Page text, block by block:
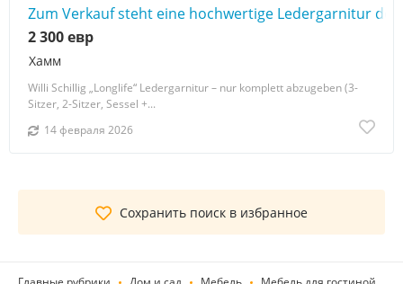
Zum Verkauf steht eine hochwertige Ledergarnitur der
Хамм
2 300 евр
Willi Schillig „Longlife“ Ledergarnitur – nur komplett abzugeben (3-
Sitzer, 2-Sitzer, Sessel +...
14 февраля 2026
Сохранить поиск в избранное